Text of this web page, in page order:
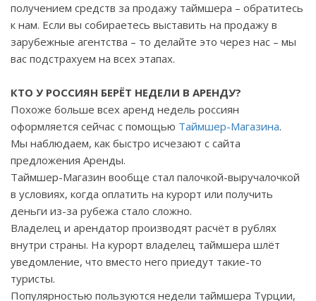
получением средств за продажу таймшера – обратитесь
к нам. Если вы собираетесь выставить на продажу в
зарубежные агентства – то делайте это через нас – мы
вас подстрахуем на всех этапах.
КТО У РОССИЯН БЕРЁТ НЕДЕЛИ В АРЕНДУ?
Похоже больше всех аренд недель россиян
оформляется сейчас с помощью Таймшер-Магазина.
Мы наблюдаем, как быстро исчезают с сайта
предложения Аренды.
Таймшер-Магазин вообще стал палочкой-выручалочкой
в условиях, когда оплатить на курорт или получить
деньги из-за рубежа стало сложно.
Владелец и арендатор производят расчёт в рублях
внутри страны. На курорт владелец таймшера шлёт
уведомление, что вместо него приедут такие-то
туристы.
Популярностью пользуются недели таймшера Турции,